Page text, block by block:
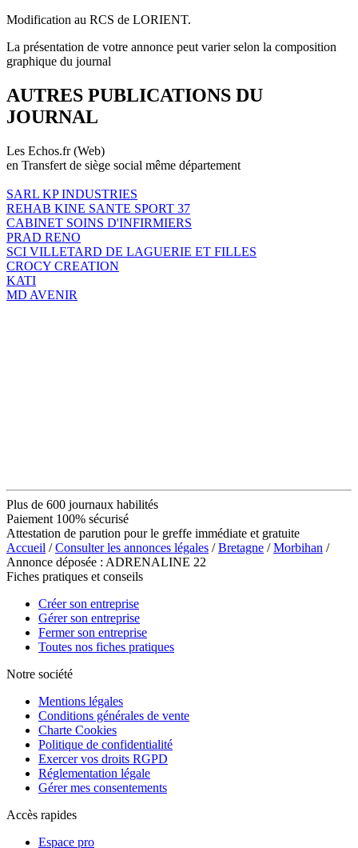
Modification au RCS de LORIENT.
La présentation de votre annonce peut varier selon la composition
graphique du journal
AUTRES PUBLICATIONS DU
JOURNAL
Les Echos.fr (Web)
en Transfert de siège social même département
SARL KP INDUSTRIES
REHAB KINE SANTE SPORT 37
CABINET SOINS D'INFIRMIERS
PRAD RENO
SCI VILLETARD DE LAGUERIE ET FILLES
CROCY CREATION
KATI
MD AVENIR
Plus de 600 journaux habilités
Paiement 100% sécurisé
Attestation de parution pour le greffe immédiate et gratuite
Accueil /Consulter les annonces légales /Bretagne /Morbihan /
Annonce déposée : ADRENALINE 22
Fiches pratiques et conseils
Créer son entreprise
Gérer son entreprise
Fermer son entreprise
Toutes nos fiches pratiques
Notre société
Mentions légales
Conditions générales de vente
Charte Cookies
Politique de confidentialité
Exercer vos droits RGPD
Réglementation légale
Gérer mes consentements
Accès rapides
Espace pro